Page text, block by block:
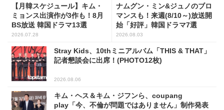
【月韓スケジュール】キム・
ミョンス出演作が3作も！8月
BS放送 韓国ドラマ13選
2026.07.28
ナムグン・ミン&ジュノのブロ
マンスも！来週(8/10～)放送開
始「好評」韓国ドラマ7選
2026.08.03
Stray Kids、10thミニアルバム「THIS & THAT」
記者懇談会に出席！(PHOTO12枚)
2026.08.06
キム・ヘス＆キム・ジフンら、coupang
play「今、不倫が問題ではありません」制作発表